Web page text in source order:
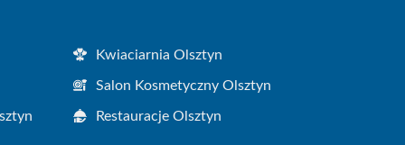
Kwiaciarnia Olsztyn
Salon Kosmetyczny Olsztyn
Restauracje Olsztyn